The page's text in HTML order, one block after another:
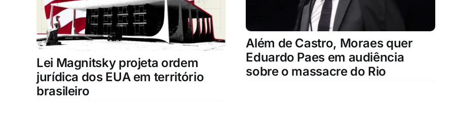
Lei Magnitsky projeta ordem
jurídica dos EUA em território
brasileiro
Além de Castro, Moraes quer
Eduardo Paes em audiência
sobre o massacre do Rio